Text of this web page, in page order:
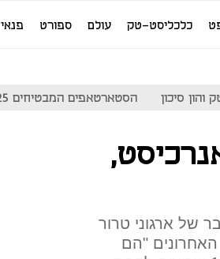
כלכליסט-טק עולם ספורט פנאי
והון סיכון הסטארטאפים המבטיחים 25
של ארגוני טרור
"הם